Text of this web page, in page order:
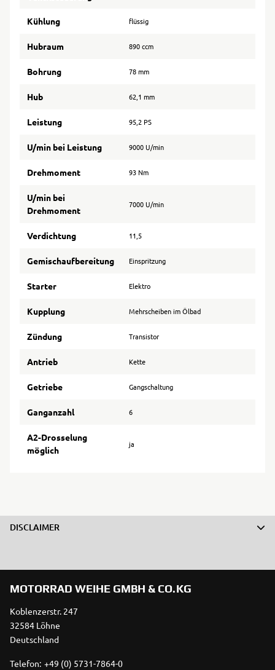
Kühlung flüssig
Hubraum 890 ccm
Bohrung 78 mm
Hub 62,1 mm
Leistung 95,2 PS
U/min bei Leistung 9000 U/min
Drehmoment 93 Nm
U/min bei
Drehmoment
7000 U/min
Verdichtung 11,5
Gemischaufbereitung Einspritzung
Starter Elektro
Kupplung Mehrscheiben im Ölbad
Zündung Transistor
Antrieb Kette
Getriebe Gangschaltung
Ganganzahl 6
A2-Drosselung
möglich
ja
DISCLAIMER
MOTORRAD WEIHE GMBH & CO.KG
Koblenzerstr. 247
32584 Löhne
Deutschland
Telefon: +49 (0) 5731-7864-0